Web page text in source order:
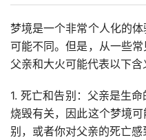
梦境是一个非常个人化的
可能不同。但是，从一些
父亲和大火可能代表以下含
1. 死亡和告别：父亲是生
烧毁有关，因此这个梦境
别，或者你对父亲的死亡感